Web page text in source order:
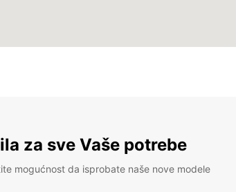
za sve Vaše potrebe
mogućnost da isprobate naše nove modele